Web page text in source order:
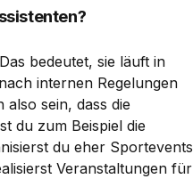
bedeutet, sie läuft in
internen Regelungen
also sein, dass die
du zum Beispiel die
du eher Sportevents
Veranstaltungen für